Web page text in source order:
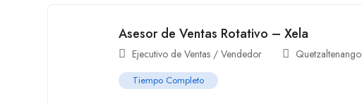
Asesor de Ventas Rotativo – Xela
Ejecutivo de Ventas / Vendedor Quetzaltenango
Tiempo Completo